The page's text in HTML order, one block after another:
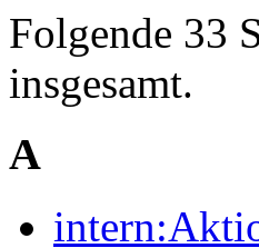
Folgende 33
insgesamt.
A